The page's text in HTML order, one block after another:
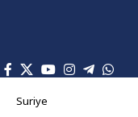
Suriye